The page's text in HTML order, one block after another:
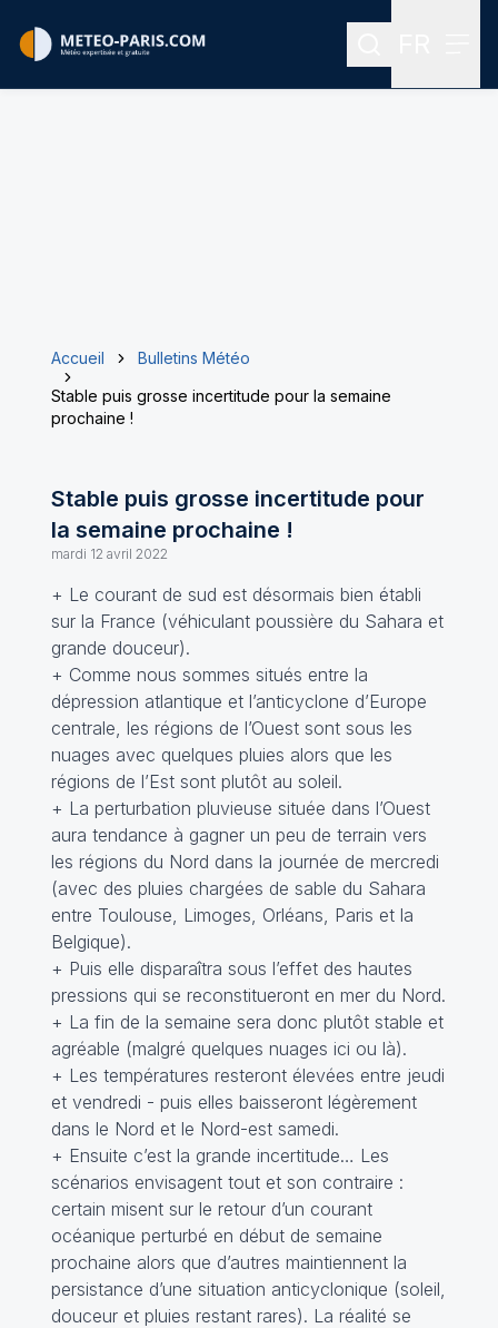
Rechercher
Accueil
Bulletins Météo
Stable puis grosse incertitude pour la semaine
prochaine !
Stable puis grosse incertitude pour
la semaine prochaine !
mardi 12 avril 2022
+ Le courant de sud est désormais bien établi
sur la France (véhiculant poussière du Sahara et
grande douceur).
+ Comme nous sommes situés entre la
dépression atlantique et l’anticyclone d’Europe
centrale, les régions de l’Ouest sont sous les
nuages avec quelques pluies alors que les
régions de l’Est sont plutôt au soleil.
+ La perturbation pluvieuse située dans l’Ouest
aura tendance à gagner un peu de terrain vers
les régions du Nord dans la journée de mercredi
(avec des pluies chargées de sable du Sahara
entre Toulouse, Limoges, Orléans, Paris et la
Belgique).
+ Puis elle disparaîtra sous l’effet des hautes
pressions qui se reconstitueront en mer du Nord.
+ La fin de la semaine sera donc plutôt stable et
agréable (malgré quelques nuages ici ou là).
+ Les températures resteront élevées entre jeudi
et vendredi - puis elles baisseront légèrement
dans le Nord et le Nord-est samedi.
+ Ensuite c’est la grande incertitude… Les
scénarios envisagent tout et son contraire :
certain misent sur le retour d’un courant
océanique perturbé en début de semaine
prochaine alors que d’autres maintiennent la
persistance d’une situation anticyclonique (soleil,
douceur et pluies restant rares). La réalité se